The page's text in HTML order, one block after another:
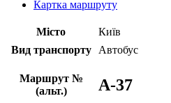
Картка маршруту
Місто
Київ
Вид транспорту
Автобус
Маршрут №
(альт.)
A-37